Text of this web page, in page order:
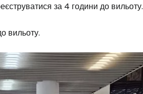
за 4 години до вильоту.
вильоту.